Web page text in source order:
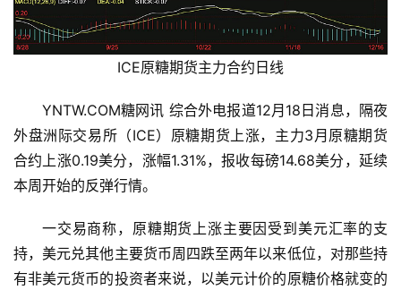
ICE原糖期货主力合约日线
YNTW.COM糖网讯 综合外电报道12月18日消息，隔夜
外盘洲际交易所（ICE）原糖期货上涨，主力3月原糖期货
合约上涨0.19美分，涨幅1.31%，报收每磅14.68美分，延续
本周开始的反弹行情。
一交易商称，原糖期货上涨主要因受到美元汇率的支
持，美元兑其他主要货币周四跌至两年以来低位，对那些持
有非美元货币的投资者来说，以美元计价的原糖价格就变的